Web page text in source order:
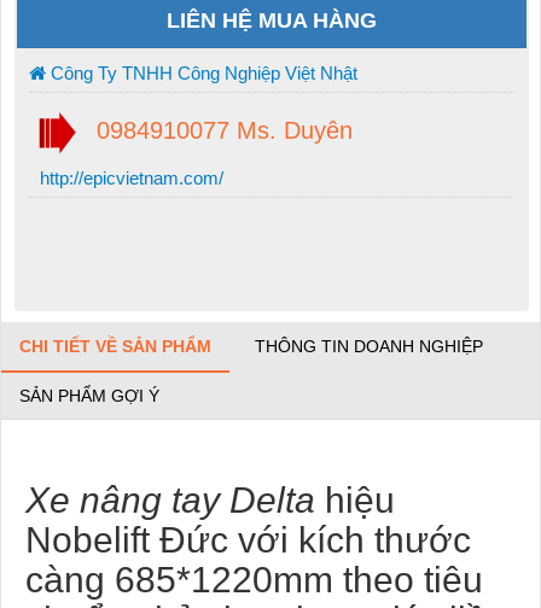
LIÊN HỆ MUA HÀNG
Công Ty TNHH Công Nghiệp Việt Nhật
0984910077 Ms. Duyên
http://epicvietnam.com/
CHI TIẾT VỀ SẢN PHẨM THÔNG TIN DOANH NGHIỆP
SẢN PHẨM GỢI Ý
Xe nâng tay Delta hiệu
Nobelift Đức với kích thước
càng 685*1220mm theo tiêu